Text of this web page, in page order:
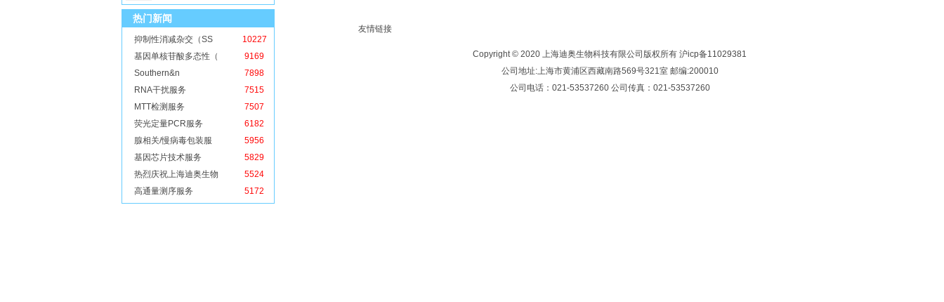
热门新闻
抑制性消减杂交（SS
10227
基因单核苷酸多态性（
9169
Southern&n
7898
RNA干扰服务
7515
MTT检测服务
7507
荧光定量PCR服务
6182
腺相关/慢病毒包装服
5956
基因芯片技术服务
5829
热烈庆祝上海迪奥生物
5524
高通量测序服务
5172
友情链接
Copyright © 2020 上海迪奥生物科技有限公司版权所有 沪icp备11029381
公司地址:上海市黄浦区西藏南路569号321室 邮编:200010
公司电话：021-53537260 公司传真：021-53537260